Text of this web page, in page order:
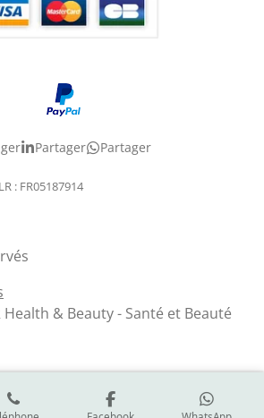
Partager Partager
: FR05187914
Health & Beauty - Santé et Beauté